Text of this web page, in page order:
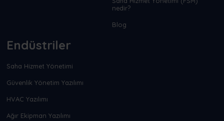
nedir?
Blog
Endüstriler
Saha Hizmet Yönetimi
Güvenlik Yönetim Yazılımı
HVAC Yazılımı
Ağır Ekipman Yazılımı